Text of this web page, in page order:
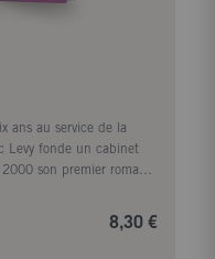
ans au service de la
Levy fonde un cabinet
son premier roman,
une dizaine d'autres
8,30 €